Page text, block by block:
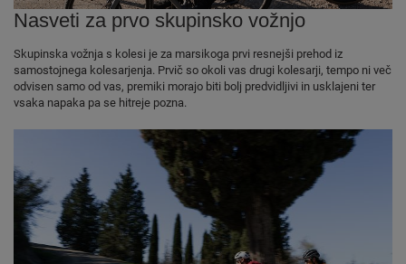
Nasveti za prvo skupinsko vožnjo
Skupinska vožnja s kolesi je za marsikoga prvi resnejši prehod iz
samostojnega kolesarjenja. Prvič so okoli vas drugi kolesarji, tempo ni več
odvisen samo od vas, premiki morajo biti bolj predvidljivi in usklajeni ter
vsaka napaka pa se hitreje pozna.